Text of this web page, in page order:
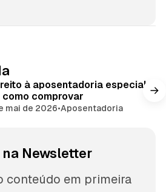
à aposentadoria especial?
como comprovar
mai de 2026•Aposentadoria
Newsletter
conteúdo em primeira